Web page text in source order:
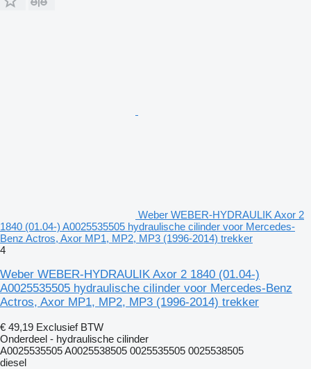
Weber WEBER-HYDRAULIK Axor 2
1840 (01.04-) A0025535505 hydraulische cilinder voor Mercedes-
Benz Actros, Axor MP1, MP2, MP3 (1996-2014) trekker
4
Weber WEBER-HYDRAULIK Axor 2 1840 (01.04-)
A0025535505 hydraulische cilinder voor Mercedes-Benz
Actros, Axor MP1, MP2, MP3 (1996-2014) trekker
€ 49,19 Exclusief BTW
Onderdeel - hydraulische cilinder
A0025535505 A0025538505 0025535505 0025538505
diesel